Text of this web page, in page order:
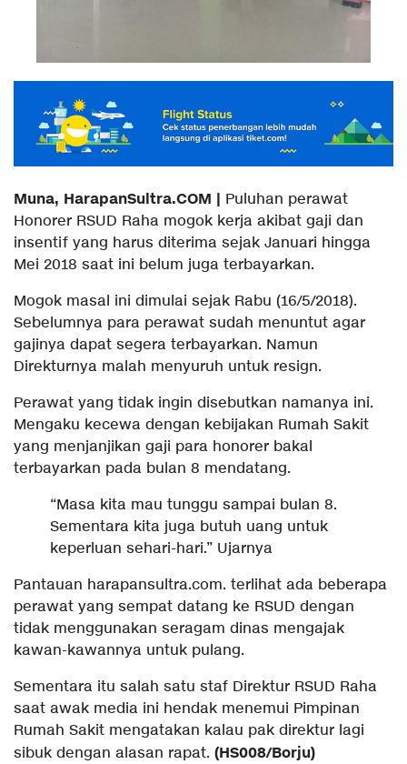
Muna, HarapanSultra.COM | Puluhan perawat
Honorer RSUD Raha mogok kerja akibat gaji dan
insentif yang harus diterima sejak Januari hingga
Mei 2018 saat ini belum juga terbayarkan.
Mogok masal ini dimulai sejak Rabu (16/5/2018).
Sebelumnya para perawat sudah menuntut agar
gajinya dapat segera terbayarkan. Namun
Direkturnya malah menyuruh untuk resign.
Perawat yang tidak ingin disebutkan namanya ini.
Mengaku kecewa dengan kebijakan Rumah Sakit
yang menjanjikan gaji para honorer bakal
terbayarkan pada bulan 8 mendatang.
“Masa kita mau tunggu sampai bulan 8.
Sementara kita juga butuh uang untuk
keperluan sehari-hari.” Ujarnya
Pantauan harapansultra.com. terlihat ada beberapa
perawat yang sempat datang ke RSUD dengan
tidak menggunakan seragam dinas mengajak
kawan-kawannya untuk pulang.
Sementara itu salah satu staf Direktur RSUD Raha
saat awak media ini hendak menemui Pimpinan
Rumah Sakit mengatakan kalau pak direktur lagi
sibuk dengan alasan rapat. (HS008/Borju)